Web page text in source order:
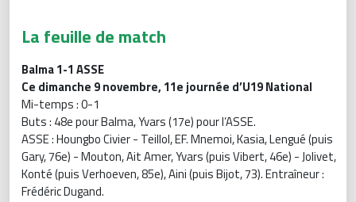
La feuille de match
Balma 1-1 ASSE
Ce dimanche 9 novembre, 11e journée d’U19 National
Mi-temps : 0-1
Buts : 48e pour Balma, Yvars (17e) pour l’ASSE.
ASSE : Houngbo Civier - Teillol, EF. Mnemoi, Kasia, Lengué (puis
Gary, 76e) - Mouton, Ait Amer, Yvars (puis Vibert, 46e) - Jolivet,
Konté (puis Verhoeven, 85e), Aini (puis Bijot, 73). Entraîneur :
Frédéric Dugand.